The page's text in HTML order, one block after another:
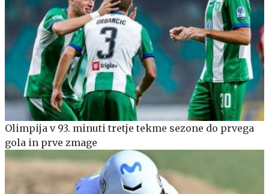
Olimpija v 93. minuti tretje tekme sezone do prvega
gola in prve zmage